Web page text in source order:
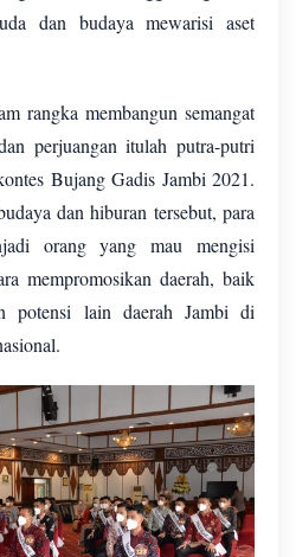
dan budaya mewarisi aset
rangka membangun semangat
perjuangan itulah putra-putri
Bujang Gadis Jambi 2021.
dan hiburan tersebut, para
orang yang mau mengisi
mempromosikan daerah, baik
potensi lain daerah Jambi di